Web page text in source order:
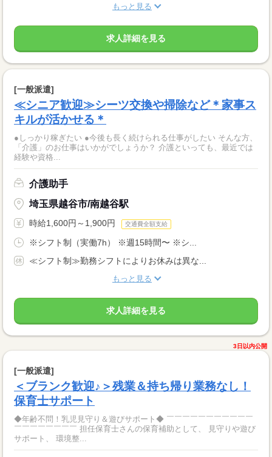
もっと見る
求人詳細を見る
[一般派遣]
≪シニア歓迎≫シーツ交換や掃除など＊家事ス
キルが活かせる＊
●しっかり稼ぎたい ●今後も長く続けられる仕事がしたい そんな方、
「介護」のお仕事はいかがでしょうか？ 介護といっても、最近では
経験や資格...
介護助手
埼玉県越谷市/南越谷駅
時給1,600円～1,900円 交通費全額支給
※シフト制（実働7h） ※週15時間〜 ※シ...
≪シフト制≫勤務シフトによりお休みは異な...
もっと見る
求人詳細を見る
3日以内公開
[一般派遣]
＜ブランク歓迎♪＞残業＆持ち帰り業務なし！
保育士サポート
◆年齢不問！乳児見守り＆遊びサポート◆ ￣￣￣￣￣￣￣￣￣￣￣
￣￣￣￣￣￣￣￣ 担任保育士さんの保育補助として、 見守りや遊び
サポート、 環境整...